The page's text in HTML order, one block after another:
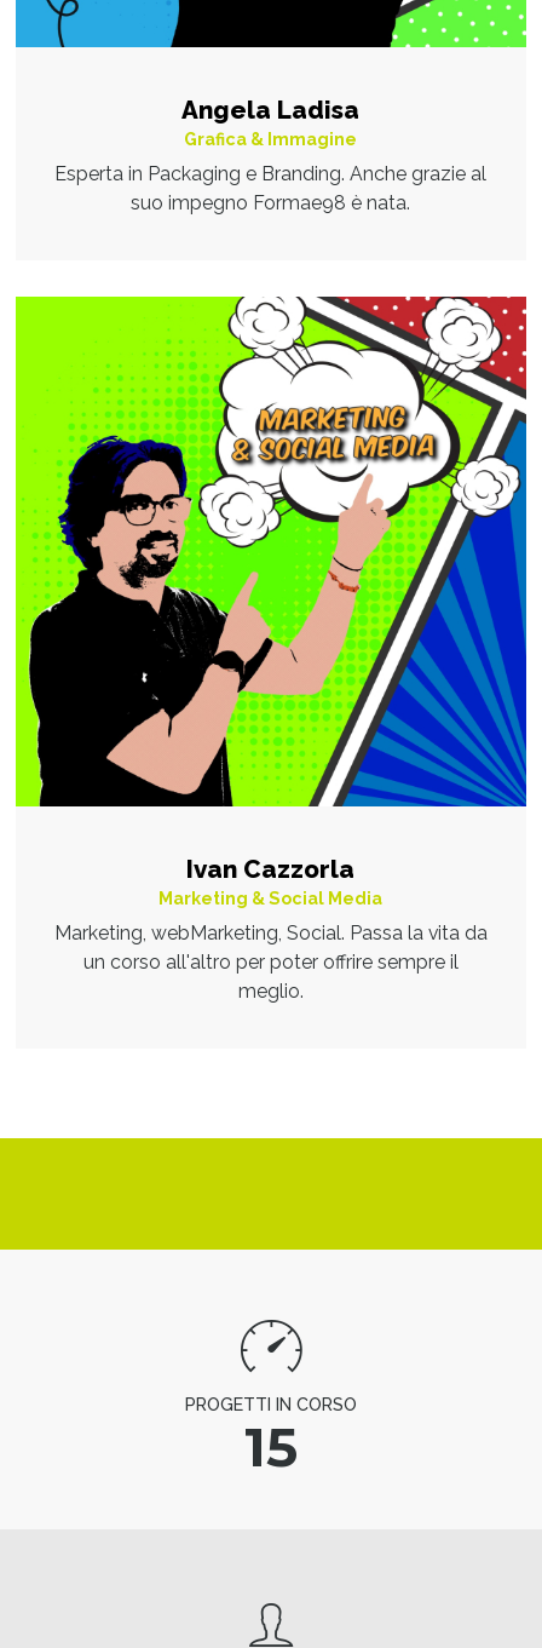
Angela Ladisa
Grafica & Immagine
Esperta in Packaging e Branding. Anche grazie al
suo impegno Formae98 è nata.
Ivan Cazzorla
Marketing & Social Media
Marketing, webMarketing, Social. Passa la vita da
un corso all'altro per poter offrire sempre il
meglio.
PROGETTI IN CORSO
15